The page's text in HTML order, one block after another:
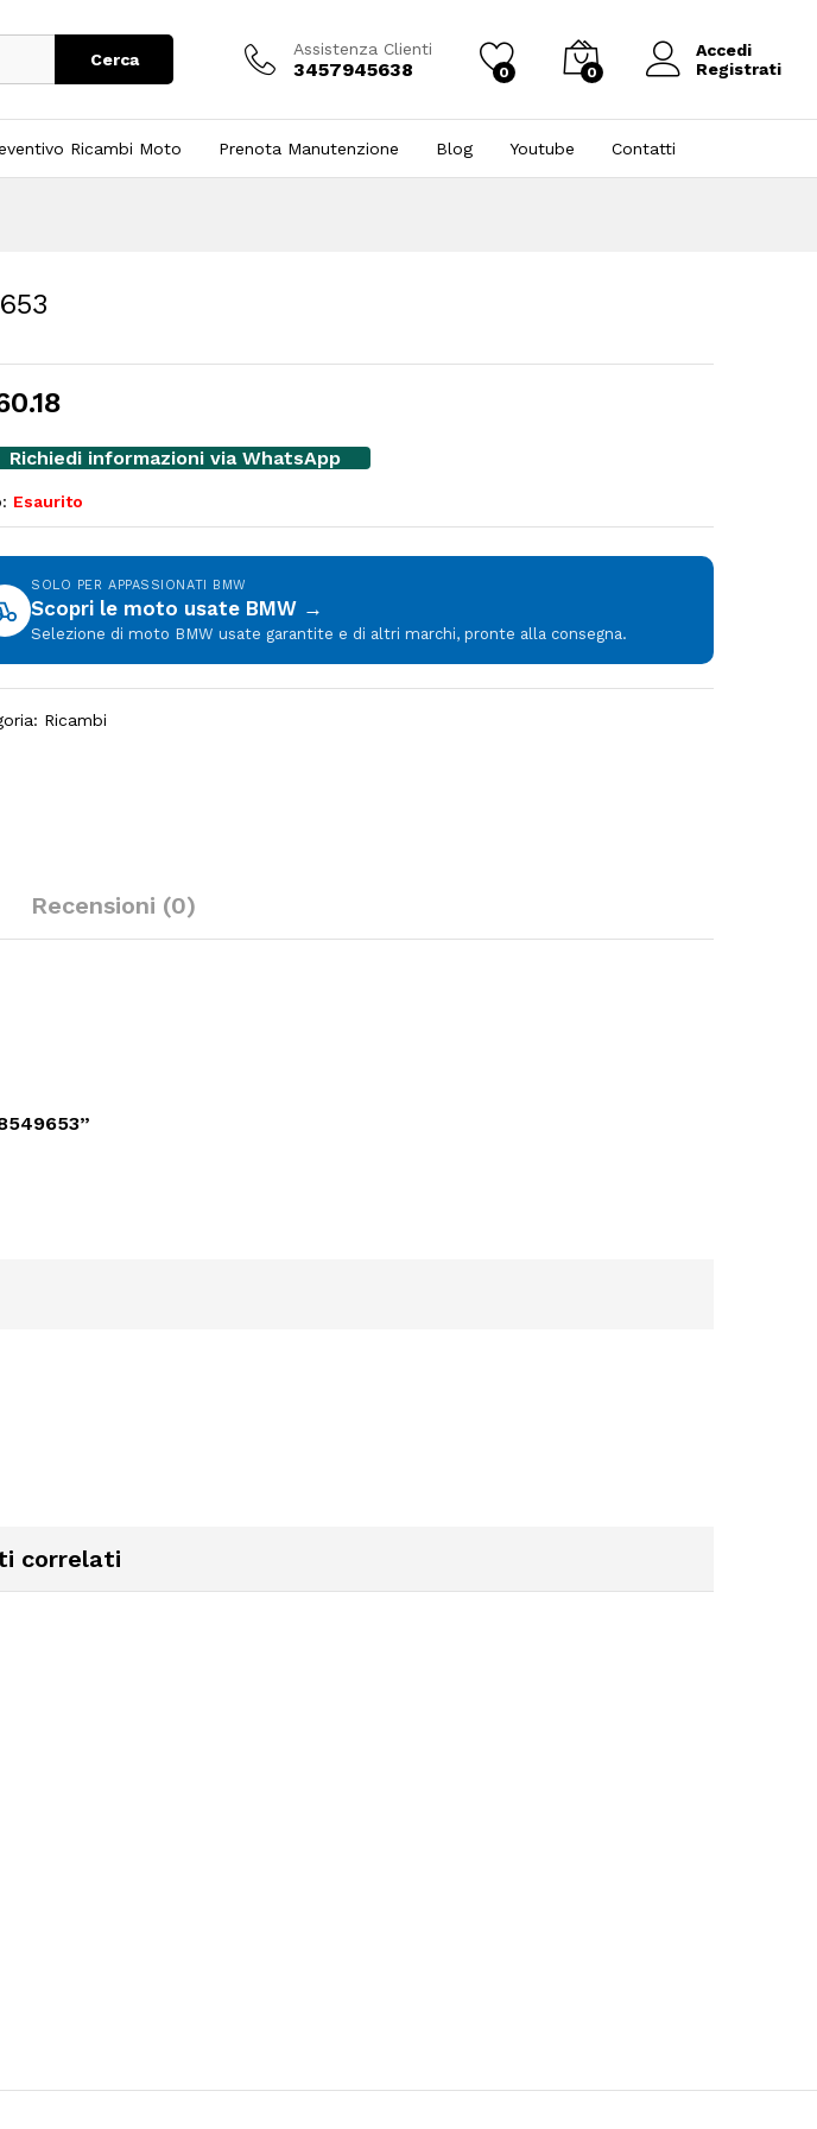
Cerca
Assistenza Clienti
3457945638 0 0
Accedi
Registrati
Ricambi Moto Prenota Manutenzione Blog Youtube Contatti
Richiedi informazioni via WhatsApp
Esaurito
SOLO PER APPASSIONATI BMW
Scopri le moto usate BMW →
Selezione di moto BMW usate garantite e di altri marchi, pronte alla consegna.
Ricambi
Recensioni (0)
correlati